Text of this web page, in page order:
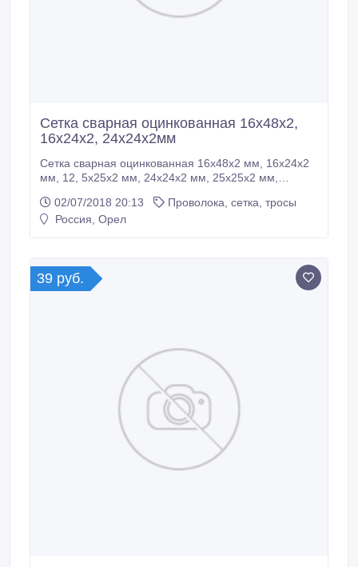
Сетка сварная оцинкованная 16х48х2,
16х24х2, 24х24х2мм
Сетка сварная оцинкованная 16х48х2 мм, 16х24х2
мм, 12, 5х25х2 мм, 24х24х2 мм, 25х25х2 мм,
изготовления клеток, птичников, звероферм, в
строительстве рулоны 10-150м. 8 (4862) 48-58-05,
02/07/2018 20:13
Проволока, сетка, тросы
Россия, Орел
39 руб.